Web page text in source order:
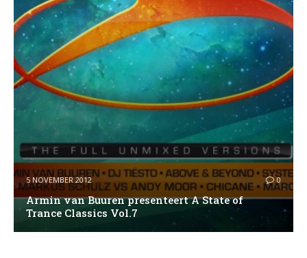
5 NOVEMBER 2012 0
Armin van Buuren presenteert A State of
Trance Classics Vol.7